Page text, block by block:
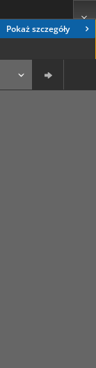
Pokaż szczegóły